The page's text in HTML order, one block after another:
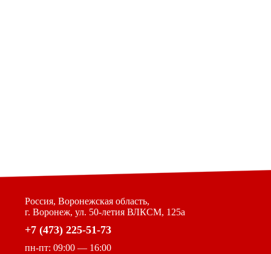
Россия, Воронежская область,
г. Воронеж, ул. 50-летия ВЛКСМ, 125а
+7 (473) 225-51-73
пн-пт: 09:00 — 16:00